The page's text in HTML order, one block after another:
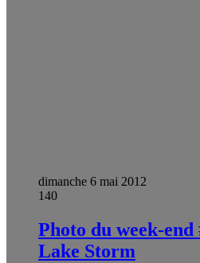
dimanche 6 mai 2012
140
Photo du week-
Lake Storm